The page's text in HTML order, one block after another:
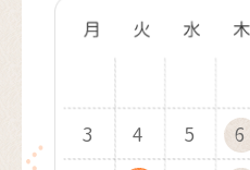
3
4 5 6
7
8 9 10
5
6 7 8
2
3 4 5
7
8 9 10
4
5 6 7
8
9 10 11
8
9 10 11
5
6 7 8
3
4 5 6
7
8 9 10
5
6 7 8